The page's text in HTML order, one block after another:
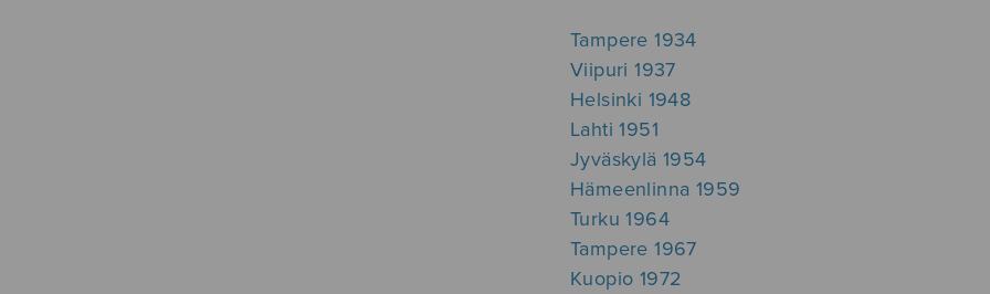
Tampere 1934
Viipuri 1937
Helsinki 1948
Lahti 1951
Jyväskylä 1954
Hämeenlinna 1959
Turku 1964
Tampere 1967
Kuopio 1972